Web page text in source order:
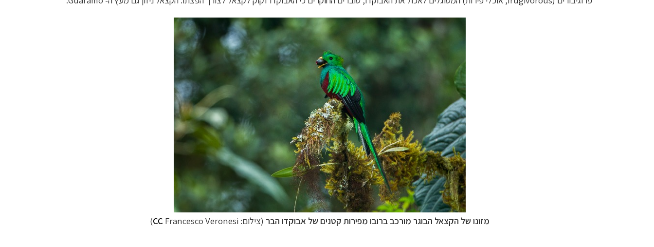
מזונו של הקצאל הבוגר מורכב ברובו מפירות קטנים של אבוקדו הבר (צילום: CC Francesco Veronesi
)